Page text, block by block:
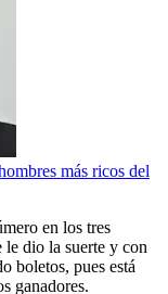
más ricos del
en los tres
le dio la suerte y con
boletos, pues está
ganadores.